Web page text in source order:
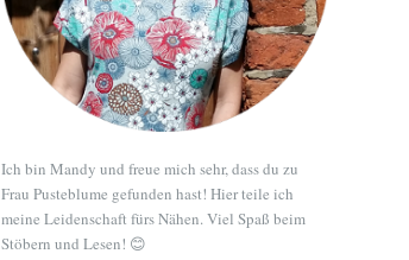
Ich bin Mandy und freue mich sehr, dass du zu
Frau Pusteblume gefunden hast! Hier teile ich
meine Leidenschaft fürs Nähen. Viel Spaß beim
Stöbern und Lesen! 😊